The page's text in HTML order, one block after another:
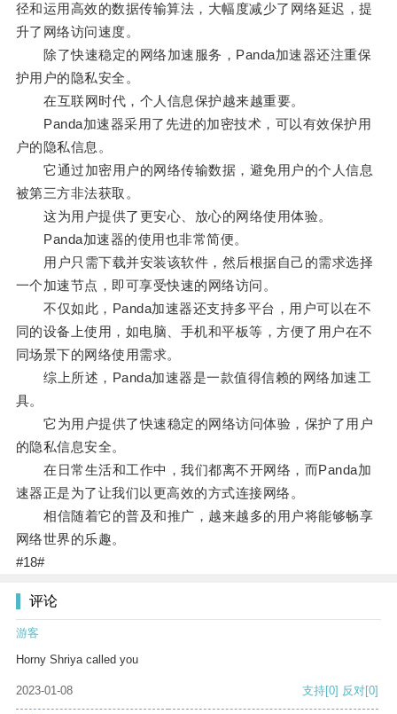
径和运用高效的数据传输算法，大幅度减少了网络延迟，提
升了网络访问速度。
除了快速稳定的网络加速服务，Panda加速器还注重保
护用户的隐私安全。
在互联网时代，个人信息保护越来越重要。
Panda加速器采用了先进的加密技术，可以有效保护用
户的隐私信息。
它通过加密用户的网络传输数据，避免用户的个人信息
被第三方非法获取。
这为用户提供了更安心、放心的网络使用体验。
Panda加速器的使用也非常简便。
用户只需下载并安装该软件，然后根据自己的需求选择
一个加速节点，即可享受快速的网络访问。
不仅如此，Panda加速器还支持多平台，用户可以在不
同的设备上使用，如电脑、手机和平板等，方便了用户在不
同场景下的网络使用需求。
综上所述，Panda加速器是一款值得信赖的网络加速工
具。
它为用户提供了快速稳定的网络访问体验，保护了用户
的隐私信息安全。
在日常生活和工作中，我们都离不开网络，而Panda加
速器正是为了让我们以更高效的方式连接网络。
相信随着它的普及和推广，越来越多的用户将能够畅享
网络世界的乐趣。
#18#
评论
游客
Horny Shriya called you
2023-01-08 支持[0] 反对[0]